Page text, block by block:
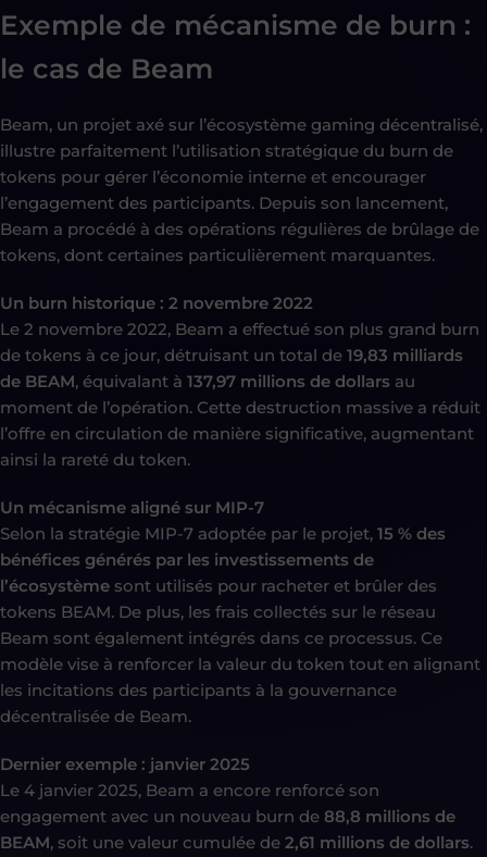
Exemple de mécanisme de burn :
le cas de Beam
Beam, un projet axé sur l’écosystème gaming décentralisé,
illustre parfaitement l’utilisation stratégique du burn de
tokens pour gérer l’économie interne et encourager
l’engagement des participants. Depuis son lancement,
Beam a procédé à des opérations régulières de brûlage de
tokens, dont certaines particulièrement marquantes.
Un burn historique : 2 novembre 2022
Le 2 novembre 2022, Beam a effectué son plus grand burn
de tokens à ce jour, détruisant un total de 19,83 milliards
de BEAM, équivalant à 137,97 millions de dollars au
moment de l’opération. Cette destruction massive a réduit
l’offre en circulation de manière significative, augmentant
ainsi la rareté du token.
Un mécanisme aligné sur MIP-7
Selon la stratégie MIP-7 adoptée par le projet, 15 % des
bénéfices générés par les investissements de
l’écosystème sont utilisés pour racheter et brûler des
tokens BEAM. De plus, les frais collectés sur le réseau
Beam sont également intégrés dans ce processus. Ce
modèle vise à renforcer la valeur du token tout en alignant
les incitations des participants à la gouvernance
décentralisée de Beam.
Dernier exemple : janvier 2025
Le 4 janvier 2025, Beam a encore renforcé son
engagement avec un nouveau burn de 88,8 millions de
BEAM, soit une valeur cumulée de 2,61 millions de dollars.